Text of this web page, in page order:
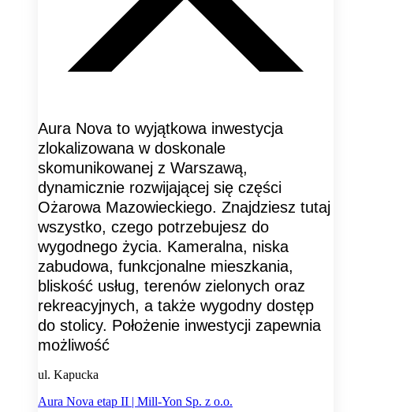
Aura Nova to wyjątkowa inwestycja
zlokalizowana w doskonale
skomunikowanej z Warszawą,
dynamicznie rozwijającej się części
Ożarowa Mazowieckiego. Znajdziesz tutaj
wszystko, czego potrzebujesz do
wygodnego życia. Kameralna, niska
zabudowa, funkcjonalne mieszkania,
bliskość usług, terenów zielonych oraz
rekreacyjnych, a także wygodny dostęp
do stolicy. Położenie inwestycji zapewnia
możliwość
ul. Kapucka
Aura Nova etap II | Mill-Yon Sp. z o.o.